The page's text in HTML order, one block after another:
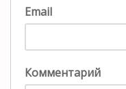
Email
Комментарий